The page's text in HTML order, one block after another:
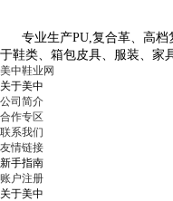
专业生产PU,复合革、高档
于鞋类、箱包皮具、服装、家
美中鞋业网
关于美中
公司简介
合作专区
联系我们
友情链接
新手指南
账户注册
关于美中